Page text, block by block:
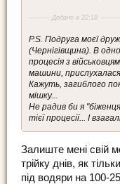
---------- Додано в 22:18
P.S. Подруга моєї
(Чернігівщина). В
процесія з
машини,
Кажуть, загиблого
мішку...
Не радив би я
тієї процесії... І
Залиште мені свій
трійку днів, як
під водяри на 100-